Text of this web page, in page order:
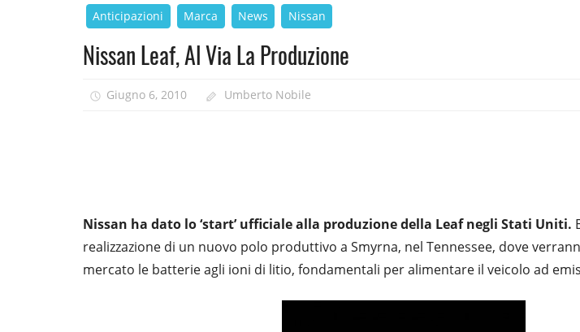
Anticipazioni Marca News Nissan
Nissan Leaf, Al Via La Produzione
Giugno 6, 2010 Umberto Nobile
Nissan ha dato lo ‘start’ ufficiale alla produzione della Leaf negli Stati Uniti.
realizzazione di un nuovo polo produttivo a Smyrna, nel Tennessee, dove
mercato le batterie agli ioni di litio, fondamentali per alimentare il veicolo ad